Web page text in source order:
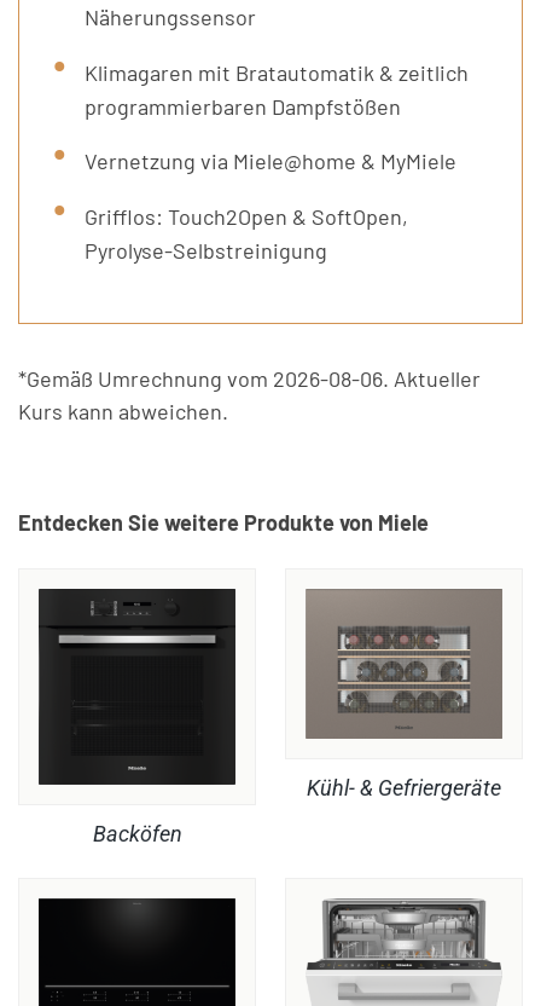
Näherungssensor
Klimagaren mit Bratautomatik & zeitlich
programmierbaren Dampfstößen
Vernetzung via Miele@home & MyMiele
Grifflos: Touch2Open & SoftOpen,
Pyrolyse-Selbstreinigung
*Gemäß Umrechnung vom 2026-08-06. Aktueller
Kurs kann abweichen.
Entdecken Sie weitere Produkte von Miele
Backöfen
Kühl- & Gefriergeräte